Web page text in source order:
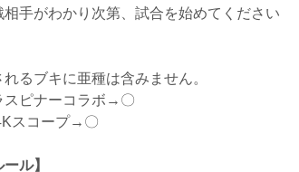
相手がわかり次第、試合を始めてください
るブキに亜種は含みません。
スピナーコラボ→〇
スコープ→〇
ル】